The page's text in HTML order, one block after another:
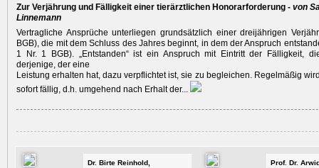
Zur Verjährung und Fälligkeit einer tierärztlichen Honorarforderung - von
Linnemann
Vertragliche Ansprüche unterliegen grundsätzlich einer dreijährigen
BGB), die mit dem Schluss des Jahres beginnt, in dem der Anspruch
1 Nr. 1 BGB). „Entstanden“ ist ein Anspruch mit Eintritt der Fälligkeit,
derjenige, der eine
Leistung erhalten hat, dazu verpflichtet ist, sie zu begleichen. Regelmäßig
sofort fällig, d.h. umgehend nach Erhalt der...
Dr. Birte Reinhold,
Prof. Dr.